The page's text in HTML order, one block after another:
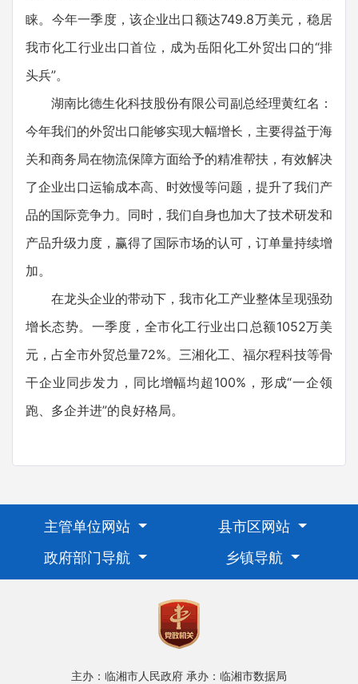
睐。今年一季度，该企业出口额达749.8万美元，稳居
我市化工行业出口首位，成为岳阳化工外贸出口的“排
头兵”。
湖南比德生化科技股份有限公司副总经理黄红名：
今年我们的外贸出口能够实现大幅增长，主要得益于海
关和商务局在物流保障方面给予的精准帮扶，有效解决
了企业出口运输成本高、时效慢等问题，提升了我们产
品的国际竞争力。同时，我们自身也加大了技术研发和
产品升级力度，赢得了国际市场的认可，订单量持续增
加。
在龙头企业的带动下，我市化工产业整体呈现强劲
增长态势。一季度，全市化工行业出口总额1052万美
元，占全市外贸总量72%。三湘化工、福尔程科技等骨
干企业同步发力，同比增幅均超100%，形成“一企领
跑、多企并进”的良好格局。
主管单位网站
县市区网站
政府部门导航
乡镇导航
主办：临湘市人民政府 承办：临湘市数据局